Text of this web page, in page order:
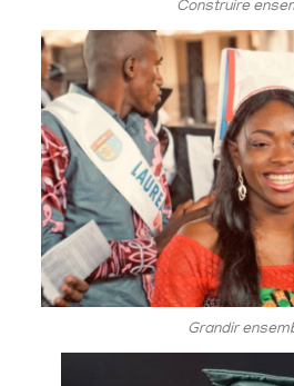
Construire
Grandir